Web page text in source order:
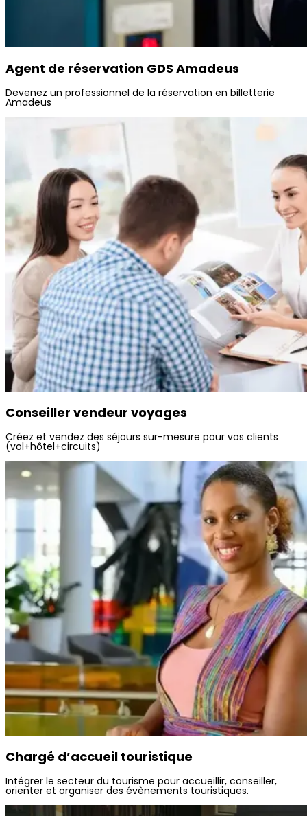
Agent de réservation GDS Amadeus
Devenez un professionnel de la réservation en billetterie
Amadeus
Conseiller vendeur voyages
Créez et vendez des séjours sur-mesure pour vos clients
(vol+hôtel+circuits)
Chargé d’accueil touristique
Intégrer le secteur du tourisme pour accueillir, conseiller,
orienter et organiser des évènements touristiques.